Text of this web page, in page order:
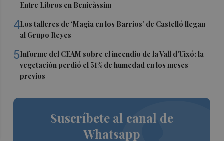
Entre Libros en Benicàssim
4Los talleres de ‘Magia en los Barrios’ de Castelló llegan
al Grupo Reyes
5Informe del CEAM sobre el incendio de la Vall d'Uixó: la
vegetación perdió el 51% de humedad en los meses
previos
Suscríbete al canal de
Whatsapp